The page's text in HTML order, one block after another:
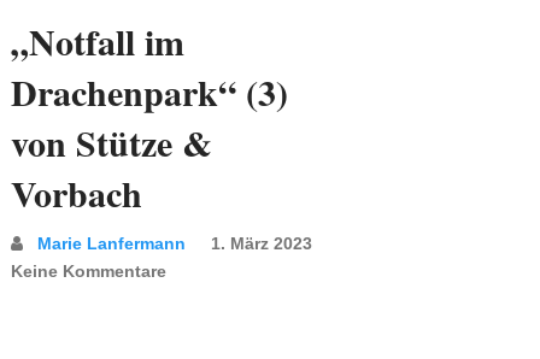
„Notfall im
Drachenpark“ (3)
von Stütze &
Vorbach
Marie Lanfermann
1. März 2023
Keine Kommentare